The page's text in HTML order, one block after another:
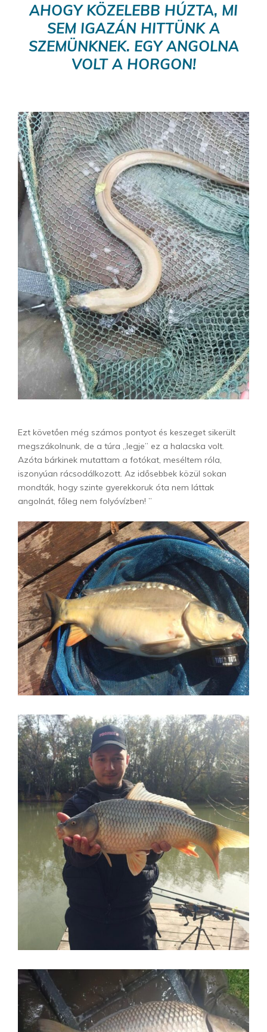
AHOGY KÖZELEBB HÚZTA, MI
SEM IGAZÁN HITTÜNK A
SZEMÜNKNEK. EGY ANGOLNA
VOLT A HORGON!
Ezt követően még számos pontyot és keszeget sikerült
megszákolnunk, de a túra „legje” ez a halacska volt.
Azóta bárkinek mutattam a fotókat, meséltem róla,
iszonyúan rácsodálkozott. Az idősebbek közül sokan
mondták, hogy szinte gyerekkoruk óta nem láttak
angolnát, főleg nem folyóvízben! ”